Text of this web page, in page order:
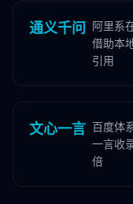
通义千问
阿里系
借助本
引用
文心一言 百度体
一言收
倍